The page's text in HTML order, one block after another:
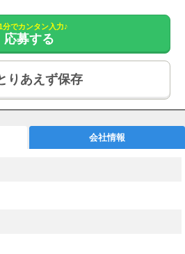
け入れ｜検品｜チェックや入力などを
して速払いサービス(日払いサービス)
ート！
りフォロー！働き方や職場についての
社不要で、スキマ時間に登録できま
スタートできます！
りあえず保存
分でカンタン入力♪
応募する
会社情報